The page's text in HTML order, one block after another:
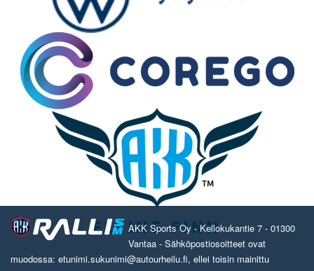
AKK Sports Oy - Kellokukantie 7 - 01300
Vantaa - Sähköpostiosoitteet ovat
muodossa: etunimi.sukunimi@autourheilu.fi, ellei toisin mainittu